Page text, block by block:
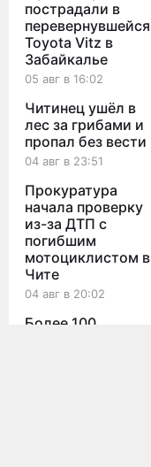
пострадали в
перевернувшейся
Toyota Vitz в
Забайкалье
05 авг в 16:02
Читинец ушёл в
лес за грибами и
пропал без вести
04 авг в 23:51
Прокуратура
начала проверку
из-за ДТП с
погибшим
мотоциклистом в
Чите
04 авг в 20:02
Более 100